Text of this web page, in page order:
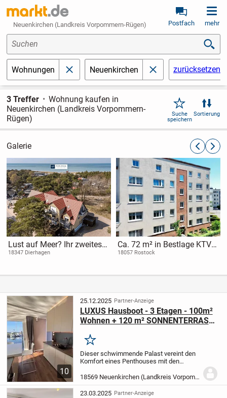
Neuenkirchen (Landkreis Vorpommern-Rügen) Postfach mehr
Suchen
Wohnungen schließenNeuenkirchen schließenzurücksetzen
3 Treffer
Wohnung kaufen in
Neuenkirchen (Landkreis Vorpommern-
Rügen)
Suche
speichern
Sortierung
Galerie
Lust auf Meer? Ihr zweites
Zuhause, das sich wie von
18347 Dierhagen
Ca. 72 m² in Bestlage KTV -
WG-geeignet & flexibel für
Vermietung!
18057 Rostock
10
25.12.2025 Partner-Anzeige
LUXUS Hausboot - 3 Etagen - 100m²
Wohnen + 120 m² SONNENTERRASSE
Merken
Dieser schwimmende Palast vereint den
Komfort eines Penthouses mit den
Designhaus nach deutschen Standards
für Statik und Energieeffizients gefertigt,
ermöglicht...
18569 Neuenkirchen (Landkreis Vorpommern-Rügen)
23.03.2025 Partner-Anzeige